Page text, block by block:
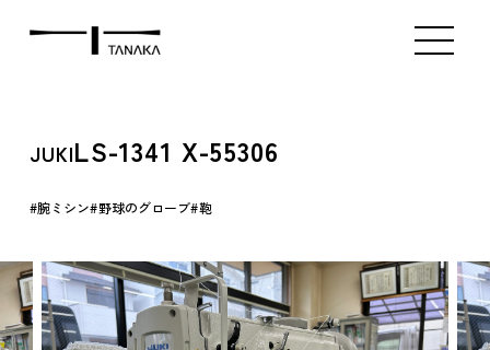
ミシン販売（中古）
アタッチメント
JUKILS-1341 X-55306
腕ミシン 野球のグローブ 鞄